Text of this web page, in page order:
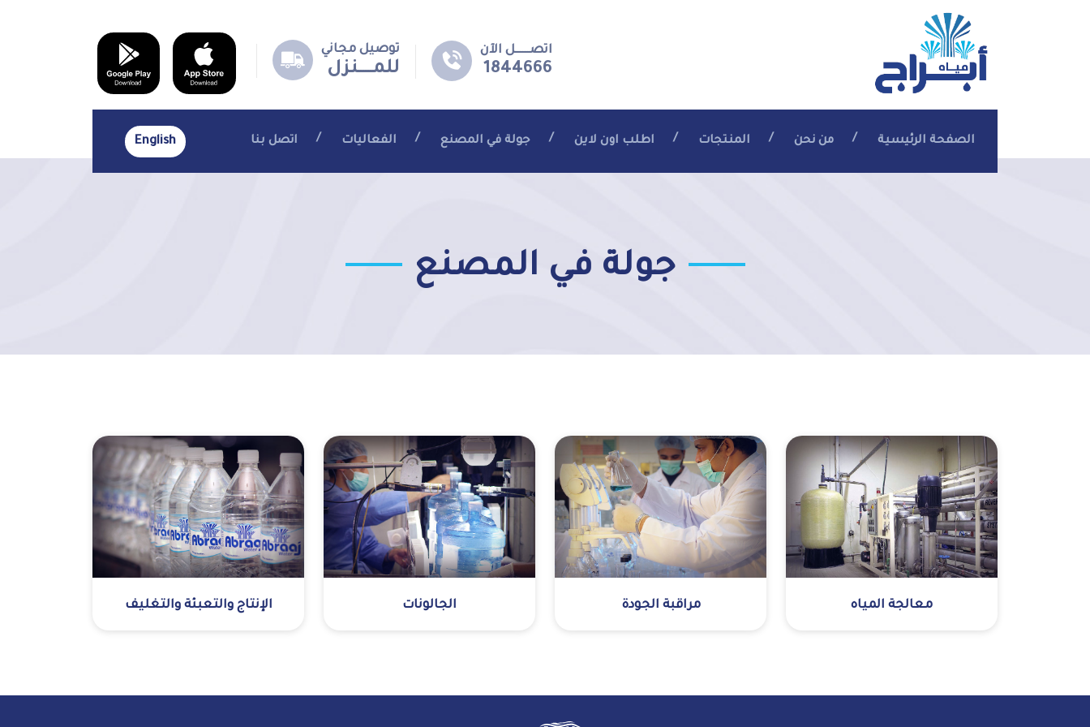
اتصــــــل الآن
1844666
توصيل مجاني
للمــــــنزل
الصفحة الرئيسية من نحن المنتجات اطلب اون لاين جولة في المصنع الفعاليات اتصل بنا English
جولة في المصنع
الإنتاج والتعبئة والتغليف الجالونات مراقبة الجودة معالجة المياه